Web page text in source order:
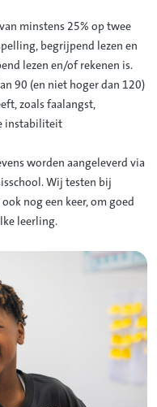
minstens 25% op twee
begrijpend lezen en
lezen en/of rekenen is.
90 (en niet hoger dan 120)
zoals faalangst,
instabiliteit
worden aangeleverd via
Wij testen bij
nog een keer, om goed
leerling.